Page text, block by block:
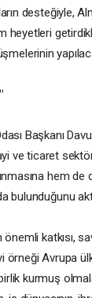
desteğiyle,
heyetleri
Başkanı
ve ticaret
hem de
bulunduğunu
katkısı,
örneği Avrupa
kurmuş